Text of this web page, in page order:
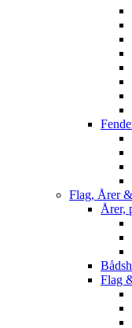
Flag, Årer
Årer,
Flag